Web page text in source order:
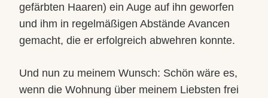
gefärbten Haaren) ein Auge auf ihn geworfen
und ihm in regelmäßigen Abstände Avancen
gemacht, die er erfolgreich abwehren konnte.
Und nun zu meinem Wunsch: Schön wäre es,
wenn die Wohnung über meinem Liebsten frei